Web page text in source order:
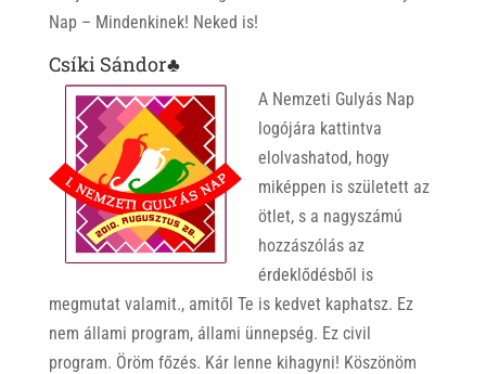
Nap – Mindenkinek! Neked is!
Csíki Sándor♣
A Nemzeti Gulyás Nap
logójára kattintva
elolvashatod, hogy
miképpen is született az
ötlet, s a nagyszámú
hozzászólás az
érdeklődésből is
megmutat valamit., amitől Te is kedvet kaphatsz. Ez
nem állami program, állami ünnepség. Ez civil
program. Öröm főzés. Kár lenne kihagyni! Köszönöm